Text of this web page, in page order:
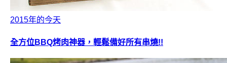
2015年的今天
全方位BBQ烤肉神器，輕鬆備好所有串燒!!